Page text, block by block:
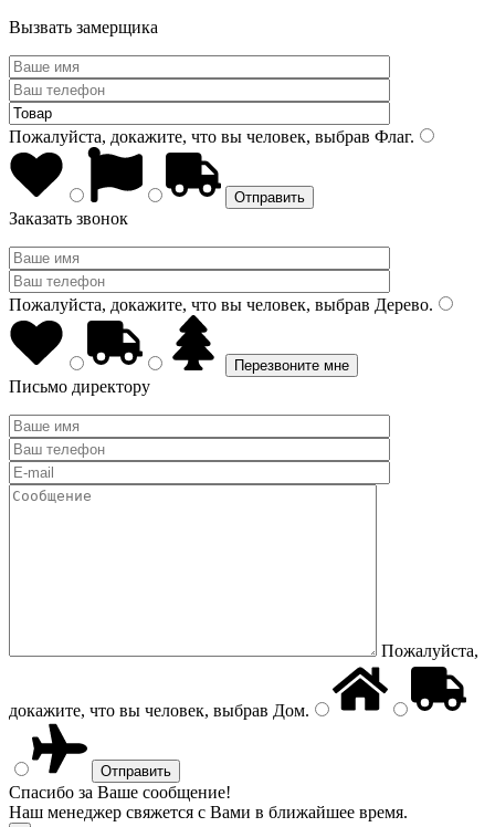
Вызвать замерщика
Пожалуйста, докажите, что вы человек, выбрав Флаг.
Заказать звонок
Пожалуйста, докажите, что вы человек, выбрав Дерево.
Письмо директору
Пожалуйста,
докажите, что вы человек, выбрав Дом.
Спасибо за Ваше сообщение!
Наш менеджер свяжется с Вами в ближайшее время.